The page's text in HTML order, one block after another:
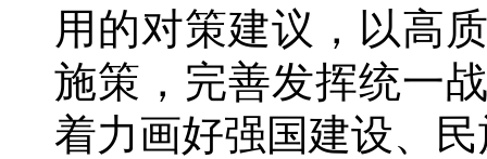
用的对策建议，以高
施策，完善发挥统一
着力画好强国建设、